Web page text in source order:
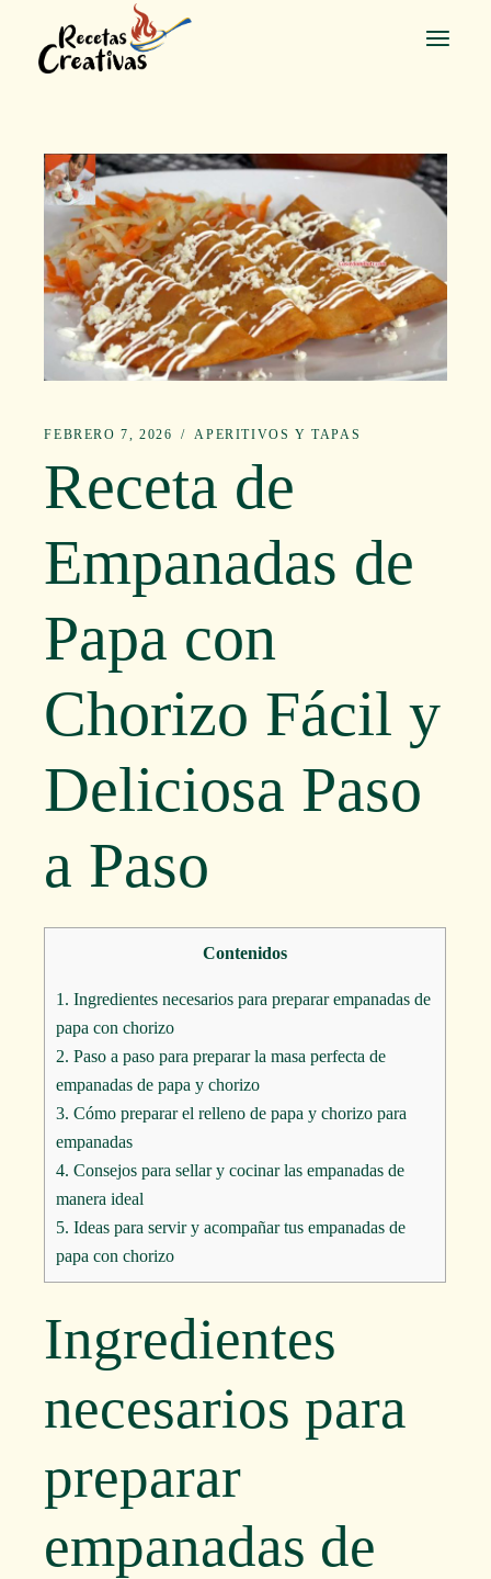
contenido
FEBRERO 7, 2026 APERITIVOS Y TAPAS
Receta de
Empanadas de
Papa con
Chorizo Fácil y
Deliciosa Paso
a Paso
Contenidos
1. Ingredientes necesarios para preparar empanadas de
papa con chorizo
2. Paso a paso para preparar la masa perfecta de
empanadas de papa y chorizo
3. Cómo preparar el relleno de papa y chorizo para
empanadas
4. Consejos para sellar y cocinar las empanadas de
manera ideal
5. Ideas para servir y acompañar tus empanadas de
papa con chorizo
Ingredientes
necesarios para
preparar
empanadas de